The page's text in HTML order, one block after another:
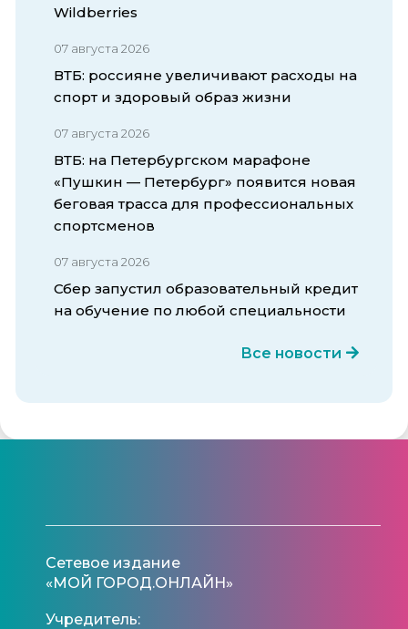
Wildberries
07 августа 2026
ВТБ: россияне увеличивают расходы на
спорт и здоровый образ жизни
07 августа 2026
ВТБ: на Петербургском марафоне
«Пушкин — Петербург» появится новая
беговая трасса для профессиональных
спортсменов
07 августа 2026
Сбер запустил образовательный кредит
на обучение по любой специальности
Все новости
Сетевое издание
«МОЙ ГОРОД.ОНЛАЙН»
Учредитель: